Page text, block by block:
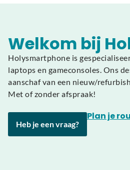
Welkom bij
Holysmartphone is
laptops en gameconsoles. Ons
aanschaf van een nieuw/
Met of zonder afspraak!
Heb je een vraag?
Plan je